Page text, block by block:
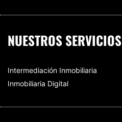
NUESTROS SERVICIOS
Intermediación Inmobiliaria
Inmobiliaria Digital